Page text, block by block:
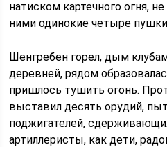
натиском картечного огня,
ними одинокие четыре
Шенгребен горел, дым
деревней, рядом
пришлось тушить огонь.
выставил десять орудий,
поджигателей,
артиллеристы, как дети,